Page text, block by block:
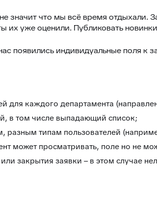
значит что мы всё время
их уже оценили. Публиковать
появились индивидуальные поля к
каждого департамента
в том числе выпадающий список;
разным типам пользователей
может просматривать, поле но не
закрытия заявки – в этом случае